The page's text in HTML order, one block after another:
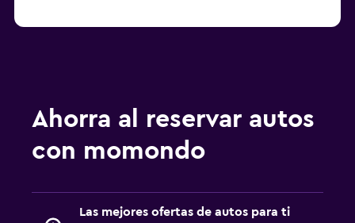
Ahorra al reservar autos
con momondo
Las mejores ofertas de autos para ti